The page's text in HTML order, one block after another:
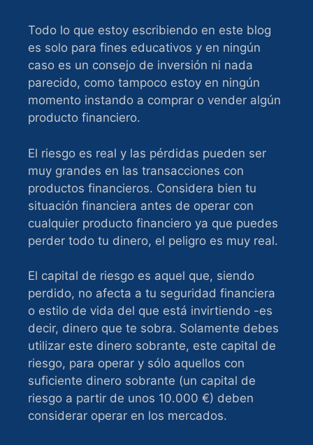
Todo lo que estoy escribiendo en este blog
es solo para fines educativos y en ningún
caso es un consejo de inversión ni nada
parecido, como tampoco estoy en ningún
momento instando a comprar o vender algún
producto financiero.
El riesgo es real y las pérdidas pueden ser
muy grandes en las transacciones con
productos financieros. Considera bien tu
situación financiera antes de operar con
cualquier producto financiero ya que puedes
perder todo tu dinero, el peligro es muy real.
El capital de riesgo es aquel que, siendo
perdido, no afecta a tu seguridad financiera
o estilo de vida del que está invirtiendo -es
decir, dinero que te sobra. Solamente debes
utilizar este dinero sobrante, este capital de
riesgo, para operar y sólo aquellos con
suficiente dinero sobrante (un capital de
riesgo a partir de unos 10.000 €) deben
considerar operar en los mercados.